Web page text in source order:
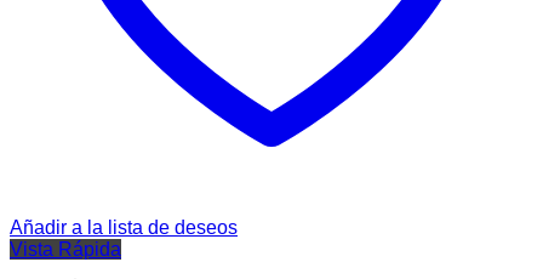
Añadir a la lista de deseos
Vista Rápida